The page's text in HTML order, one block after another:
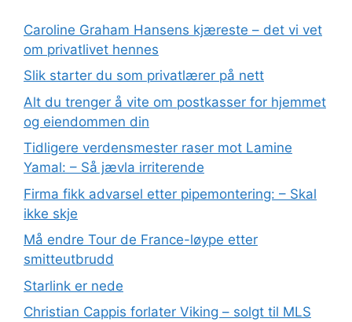
Caroline Graham Hansens kjæreste – det vi vet
om privatlivet hennes
Slik starter du som privatlærer på nett
Alt du trenger å vite om postkasser for hjemmet
og eiendommen din
Tidligere verdensmester raser mot Lamine
Yamal: – Så jævla irriterende
Firma fikk advarsel etter pipemontering: – Skal
ikke skje
Må endre Tour de France-løype etter
smitteutbrudd
Starlink er nede
Christian Cappis forlater Viking – solgt til MLS